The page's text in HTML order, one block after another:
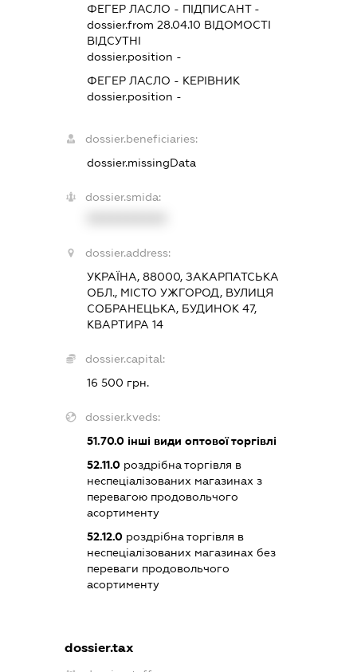
ФЕГЕР ЛАСЛО - ПІДПИСАНТ-
dossier.from 28.04.10 ВІДОМОСТІ
ВІДСУТНІ
dossier.position -
ФЕГЕР ЛАСЛО - КЕРІВНИК
dossier.position -
dossier.beneficiaries:
dossier.missingData
dossier.smida:
dossier.address:
УКРАЇНА, 88000, ЗАКАРПАТСЬКА
ОБЛ., МІСТО УЖГОРОД, ВУЛИЦЯ
СОБРАНЕЦЬКА, БУДИНОК 47,
КВАРТИРА 14
dossier.capital:
16 500 грн.
dossier.kveds:
51.70.0 інші види оптової торгівлі
52.11.0 роздрібна торгівля в
неспеціалізованих магазинах з
перевагою продовольчого
асортименту
52.12.0 роздрібна торгівля в
неспеціалізованих магазинах без
переваги продовольчого
асортименту
dossier.tax